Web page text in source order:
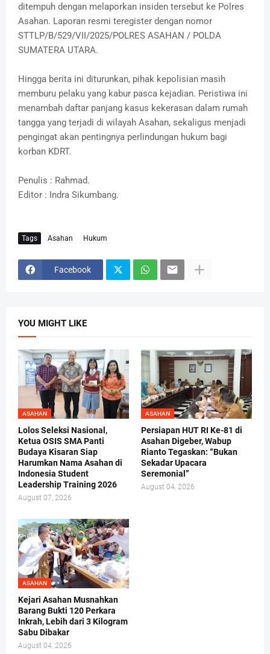
ditempuh dengan melaporkan insiden tersebut ke Polres
Asahan. Laporan resmi teregister dengan nomor
STTLP/B/529/VII/2025/POLRES ASAHAN / POLDA
SUMATERA UTARA.
Hingga berita ini diturunkan, pihak kepolisian masih
memburu pelaku yang kabur pasca kejadian. Peristiwa ini
menambah daftar panjang kasus kekerasan dalam rumah
tangga yang terjadi di wilayah Asahan, sekaligus menjadi
pengingat akan pentingnya perlindungan hukum bagi
korban KDRT.
Penulis : Rahmad.
Editor : Indra Sikumbang.
Tags Asahan Hukum
Facebook
YOU MIGHT LIKE
ASAHAN
Lolos Seleksi Nasional,
Ketua OSIS SMA Panti
Budaya Kisaran Siap
Harumkan Nama Asahan di
Indonesia Student
Leadership Training 2026
August 07, 2026
ASAHAN
Persiapan HUT RI Ke-81 di
Asahan Digeber, Wabup
Rianto Tegaskan: “Bukan
Sekadar Upacara
Seremonial”
August 04, 2026
ASAHAN
Kejari Asahan Musnahkan
Barang Bukti 120 Perkara
Inkrah, Lebih dari 3 Kilogram
Sabu Dibakar
August 04, 2026